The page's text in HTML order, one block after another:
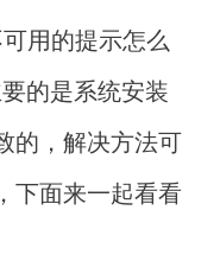
用的提示怎么
的是系统安装
的，解决方法可
下面来一起看看